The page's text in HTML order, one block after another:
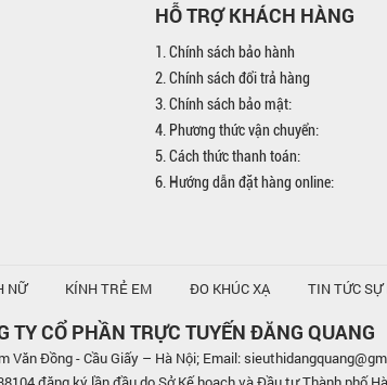
HỖ TRỢ KHÁCH HÀNG
1. Chính sách bảo hành
2. Chính sách đổi trả hàng
3. Chính sách bảo mật:
4. Phương thức vận chuyển:
5. Cách thức thanh toán:
6. Hướng dẫn đặt hàng online:
NỮ KÍNH TRẺ EM ĐO KHÚC XẠ TIN TỨC SỰ
TY CỔ PHẦN TRỰC TUYẾN ĐĂNG QUANG
Văn Đồng - Cầu Giấy – Hà Nội; Email: